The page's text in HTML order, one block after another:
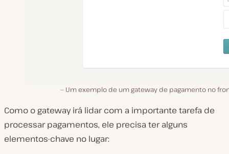
Um exemplo de um gateway de pagamento no
Como o gateway irá lidar com a importante tarefa de
processar pagamentos, ele precisa ter alguns
elementos-chave no lugar: